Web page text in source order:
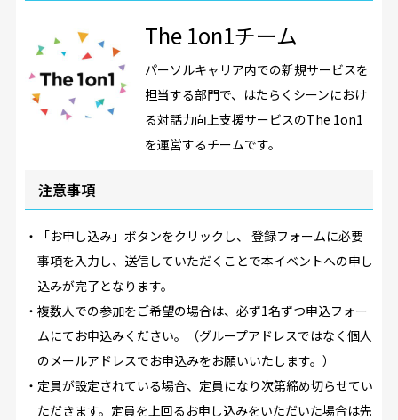
The 1on1チーム
パーソルキャリア内での新規サービスを
担当する部門で、はたらくシーンにおけ
る対話力向上支援サービスのThe 1on1
を運営するチームです。
注意事項
・「お申し込み」ボタンをクリックし、 登録フォームに必要
事項を入力し、送信していただくことで本イベントへの申し
込みが完了となります。
・複数人での参加をご希望の場合は、必ず1名ずつ申込フォー
ムにてお申込みください。（グループアドレスではなく個人
のメールアドレスでお申込みをお願いいたします。）
・定員が設定されている場合、定員になり次第締め切らせてい
ただきます。定員を上回るお申し込みをいただいた場合は先